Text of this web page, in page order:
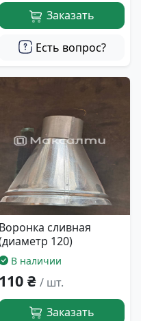
Заказать
Есть вопрос?
Воронка сливная
120)
В наличии
110 ₴ / шт.
Заказать